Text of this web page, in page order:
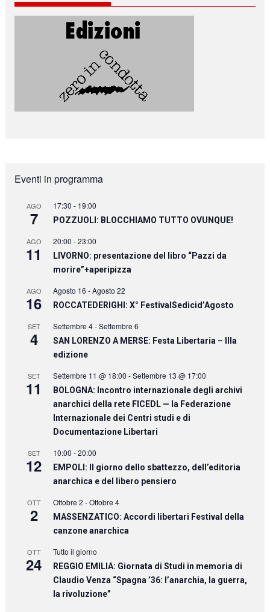
Eventi in programma
AGO
7
17:30 - 19:00
POZZUOLI: BLOCCHIAMO TUTTO OVUNQUE!
AGO
11
20:00 -23:00
LIVORNO: presentazione del libro “Pazzi da
morire”+aperipizza
AGO
16
Agosto 16 -Agosto 22
ROCCATEDERIGHI: X° FestivalSedicid’Agosto
SET
4
Settembre 4-Settembre 6
SAN LORENZO A MERSE: Festa Libertaria – IIIa
edizione
SET
11
Settembre 11 @ 18:00 -Settembre 13 @ 17:00
BOLOGNA: Incontro internazionale degli archivi
anarchici della rete FICEDL — la Federazione
Internazionale dei Centri studi e di
Documentazione Libertari
SET
12
10:00 -20:00
EMPOLI: Il giorno dello sbattezzo, dell’editoria
anarchica e del libero pensiero
OTT
2
Ottobre 2 -Ottobre 4
MASSENZATICO: Accordi libertari Festival della
canzone anarchica
OTT
24
Tutto il giorno
REGGIO EMILIA: Giornata di Studi in memoria di
Claudio Venza “Spagna ’36: l’anarchia, la guerra,
la rivoluzione”